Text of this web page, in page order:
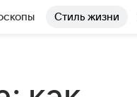
Стиль жизни